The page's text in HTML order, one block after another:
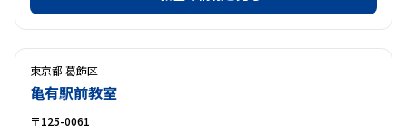
東京都 葛飾区
亀有駅前教室
〒125-0061